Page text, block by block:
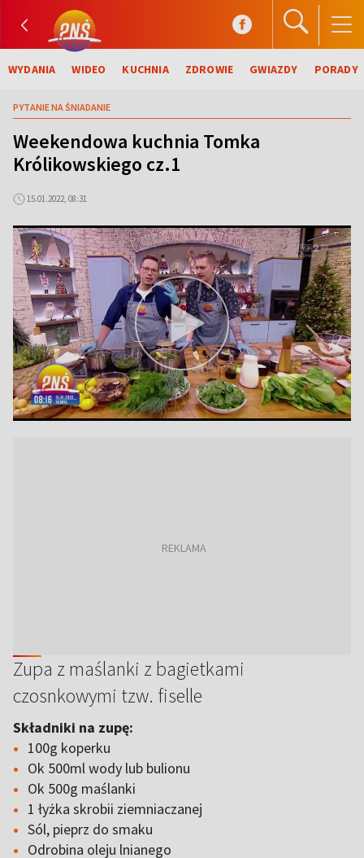
WYDANIA WIDEO KUCHNIA ZDROWIE GWIAZDY PORADY
PYTANIE NA ŚNIADANIE
Weekendowa kuchnia Tomka
Królikowskiego cz.1
15.01.2022, 08:31
Zupa z maślanki z bagietkami
czosnkowymi tzw. fiselle
Składniki na zupę:
100g koperku
Ok 500ml wody lub bulionu
Ok 500g maślanki
1 łyżka skrobii ziemniaczanej
Sól, pieprz do smaku
Odrobina oleju lnianego